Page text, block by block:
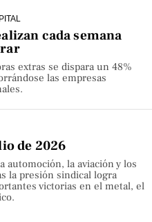
cada semana
extras se dispara un 48%
las empresas
de 2026
automoción, la aviación y los
la presión sindical logra
victorias en el metal, el